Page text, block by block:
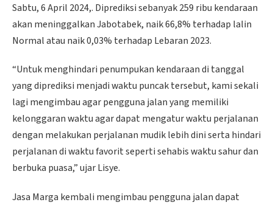
Sabtu, 6 April 2024,. Diprediksi sebanyak 259 ribu kendaraan
akan meninggalkan Jabotabek, naik 66,8% terhadap lalin
Normal atau naik 0,03% terhadap Lebaran 2023.
“Untuk menghindari penumpukan kendaraan di tanggal
yang diprediksi menjadi waktu puncak tersebut, kami sekali
lagi mengimbau agar pengguna jalan yang memiliki
kelonggaran waktu agar dapat mengatur waktu perjalanan
dengan melakukan perjalanan mudik lebih dini serta hindari
perjalanan di waktu favorit seperti sehabis waktu sahur dan
berbuka puasa,” ujar Lisye.
Jasa Marga kembali mengimbau pengguna jalan dapat